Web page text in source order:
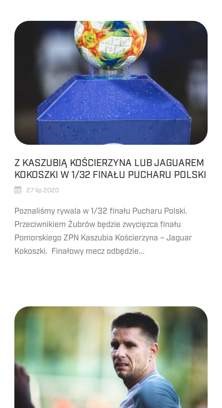
Z KASZUBIĄ KOŚCIERZYNA LUB JAGUAREM
KOKOSZKI W 1/32 FINAŁU PUCHARU POLSKI
27 lip 2020
Poznaliśmy rywala w 1/32 finału Pucharu Polski.
Przeciwnikiem Żubrów będzie zwycięzca finału
Pomorskiego ZPN Kaszubia Kościerzyna – Jaguar
Kokoszki. Finałowy mecz odbędzie...